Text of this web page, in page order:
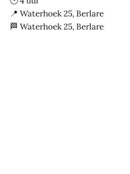
📍 Waterhoek 25, Berlare
🏁 Waterhoek 25, Berlare